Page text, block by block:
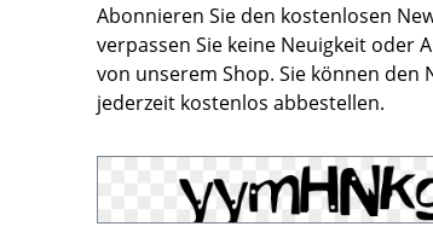
Abonnieren Sie den kostenlosen
verpassen Sie keine Neuigkeit oder
von unserem Shop. Sie können den
jederzeit kostenlos abbestellen.